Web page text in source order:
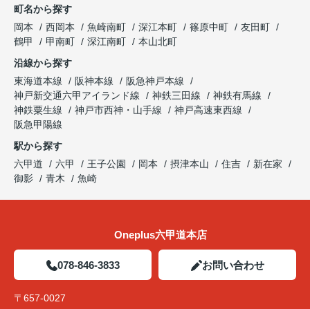
町名から探す
岡本
西岡本 魚崎南町 深江本町 篠原中町
友田町
鶴甲
甲南町 深江南町
本山北町
沿線から探す
東海道本線
阪神本線
阪急神戸本線
神戸新交通六甲アイランド線
神鉄三田線
神鉄有馬線
神鉄粟生線
神戸市西神・山手線
神戸高速東西線
阪急甲陽線
駅から探す
六甲道
六甲 王子公園 岡本 摂津本山 住吉
新在家
御影
青木 魚崎
Oneplus六甲道本店
078-846-3833 お問い合わせ
〒657-0027